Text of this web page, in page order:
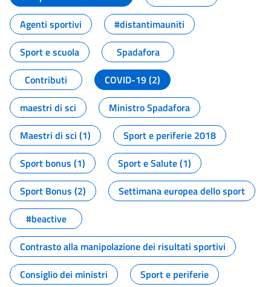
Agenti sportivi
#distantimauniti
Sport e scuola
Spadafora
Contributi
COVID-19 (2)
maestri di sci
Ministro Spadafora
Maestri di sci (1)
Sport e periferie 2018
Sport bonus (1)
Sport e Salute (1)
Sport Bonus (2)
Settimana europea dello sport
#beactive
Contrasto alla manipolazione dei risultati sportivi
Consiglio dei ministri
Sport e periferie